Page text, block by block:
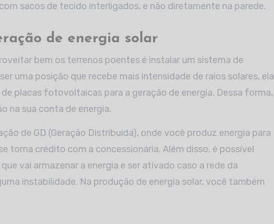
sacos de tecido interligados, e não diretamente na parede.
de energia solar
bem os terrenos poentes é instalar um sistema de
uma posição que recebe mais intensidade de raios solares, ela
placas fotovoltaicas para a geração de energia. Dessa forma,
na sua conta de energia.
de GD (Geração Distribuída), onde você produz energia para
torna crédito com a concessionária. Além disso, é possível
vai armazenar a energia e ser ativado caso a rede da
instabilidade. Na produção de energia solar, você também